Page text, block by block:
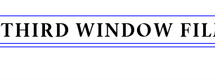
THIRD WINDOW